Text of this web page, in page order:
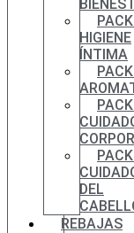
HIGIENE
ÍNTIMA
DEL
REBAJAS